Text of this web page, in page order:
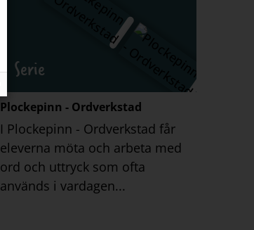
Serie
Plockepinn - Ordverkstad
I Plockepinn - Ordverkstad får
eleverna möta och arbeta med
ord och uttryck som ofta
används i vardagen...